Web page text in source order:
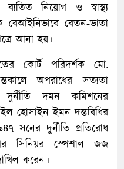
নিয়োগ ও স্বাস্থ্য
বেআইনিভাবে বেতন-ভাতা
আনা হয়।
কোর্ট পরিদর্শক মো.
অপরাধের সত্যতা
দুর্নীতি দমন কমিশনের
হোসাইন ইমন দন্তবিধির
সনের দুর্নীতি প্রতিরোধ
সিনিয়র স্পেশাল জজ
করেন।